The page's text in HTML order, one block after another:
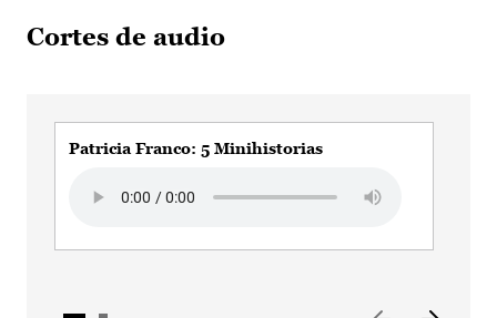
Cortes de audio
Patricia Franco: 5 Minihistorias